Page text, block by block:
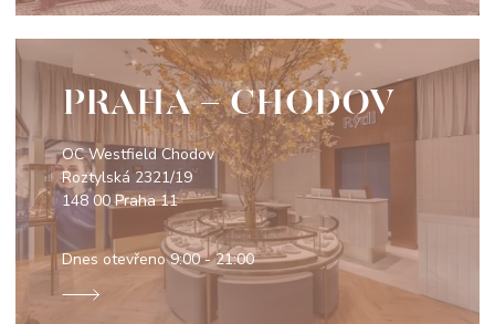
PRAHA - CHODOV
OC Westfield Chodov
Roztylská 2321/19
148 00 Praha 11
Dnes otevřeno9:00 - 21:00